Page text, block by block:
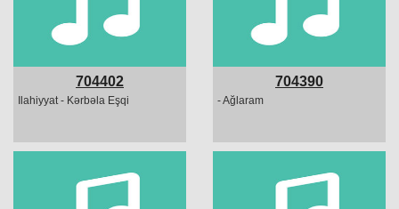
704402
Ilahiyyat - Kərbəla Eşqi
704390
- Ağlaram